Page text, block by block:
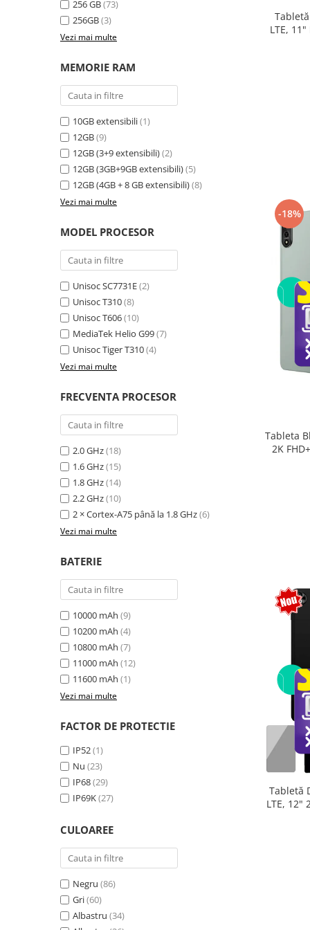
electrică portabile
Panouri solare portabile
Statii incarcare masini electrice
Media player cu Android
Produse resigilate
Termometre non contact
Aspiratoare robot, piese si accesorii
Piese de schimb telefoane mobile
256 GB(73)
256GB(3)
Vezi mai multe
MEMORIE RAM
10GB extensibili(1)
12GB(9)
12GB (3+9 extensibili)(2)
12GB (3GB+9GB extensibili)(5)
12GB (4GB + 8 GB extensibili)(8)
Vezi mai multe
MODEL PROCESOR
Unisoc SC7731E(2)
Unisoc T310(8)
Unisoc T606(10)
MediaTek Helio G99(7)
Unisoc Tiger T310(4)
Vezi mai multe
FRECVENTA PROCESOR
2.0 GHz(18)
1.6 GHz(15)
1.8 GHz(14)
2.2 GHz(10)
2 × Cortex-A75 până la 1.8 GHz(6)
Vezi mai multe
BATERIE
10000 mAh (9)
10200 mAh (4)
10800 mAh (7)
11000 mAh (12)
11600 mAh (1)
Vezi mai multe
FACTOR DE PROTECTIE
IP52(1)
Nu (23)
IP68(29)
IP69K(27)
CULOAREE
Negru (86)
Gri(60)
Albastru (34)
LTE, 11"
-18%
Tableta
2K
Tabletă
LTE, 12"